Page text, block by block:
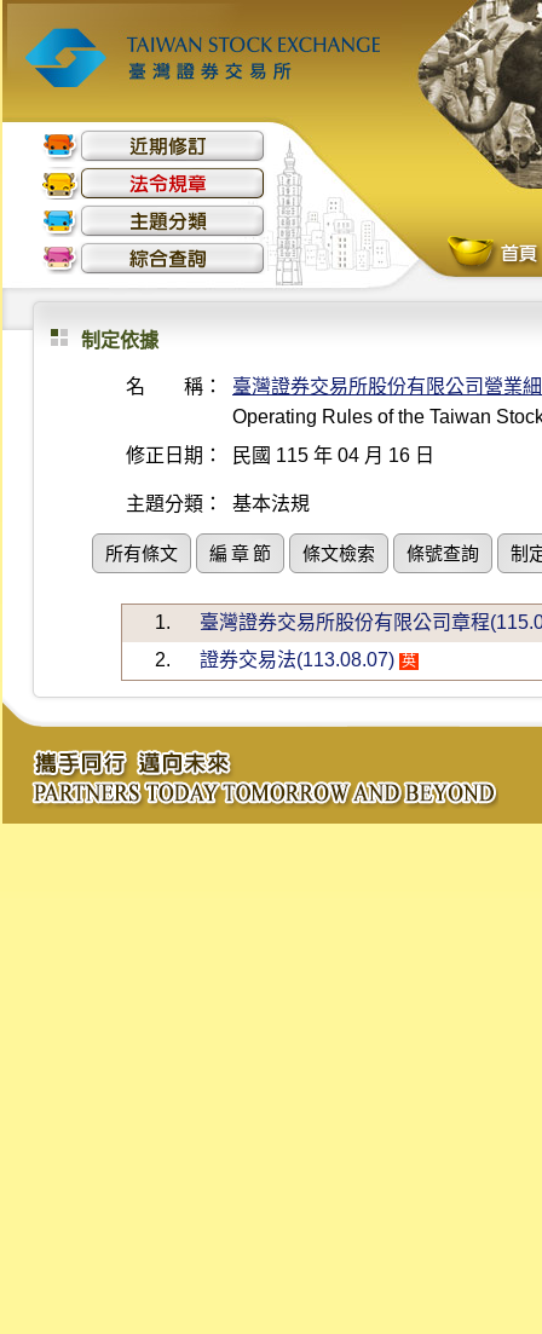
制定依據
名 稱：
臺灣證券交易所股份有限公司營業
Operating Rules of the Taiwan
修正日期：
民國 115 年 04 月 16 日
主題分類： 基本法規
所有條文 編 章 節 條文檢索 條號查詢 制
1.
臺灣證券交易所股份有限公司章程
2.
證券交易法(113.08.07) 英